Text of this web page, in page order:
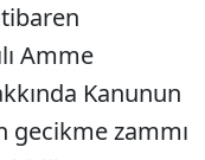
Amme
Kanunun
gecikme zammı